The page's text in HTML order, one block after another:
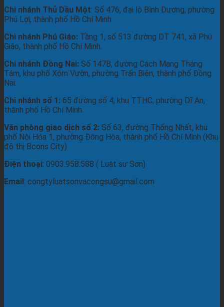
Chi nhánh Thủ Dầu Một: Số 476, đại lộ Bình Dương, phường
Phú Lợi, thành phố Hồ Chí Minh
Chi nhánh Phú Giáo: Tầng 1, số 513 đường DT 741, xã Phú
Giáo, thành phố Hồ Chí Minh.
Chi nhánh Đồng Nai: Số 147B, đường Cách Mạng Tháng
Tám, khu phố Xóm Vườn, phường Trấn Biên, thành phố Đồng
Nai.
Chi nhánh số 1: 65 đường số 4, khu TTHC, phường Dĩ An,
thành phố Hồ Chí Minh.
Văn phòng giao dịch số 2: Số 63, đường Thống Nhất, khu
phố Nội Hóa 1, phường Đông Hòa, thành phố Hồ Chí Minh (Khu
đô thị Bcons City)
Điện thoại: 0903.958.588 ( Luật sư Sơn)
Email: congtyluatsonvacongsu@gmail.com